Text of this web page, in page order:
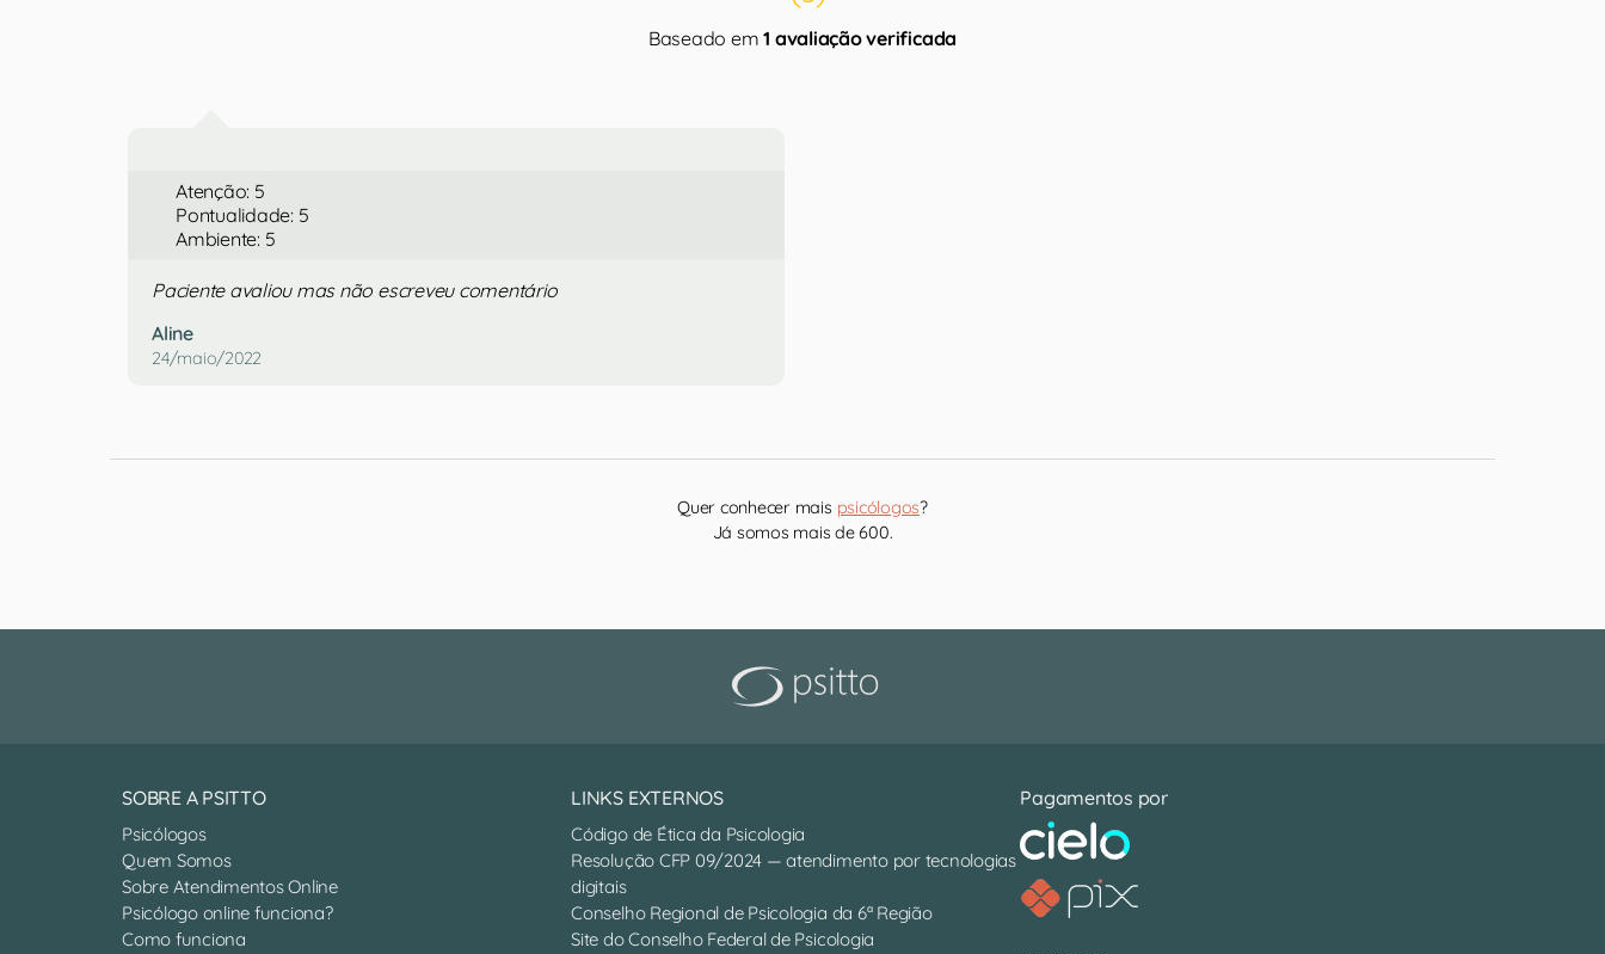
Baseado em1 avaliação verificada
Atenção: 5
Pontualidade: 5
Ambiente: 5
Paciente avaliou mas não escreveu comentário
Aline
24/maio/2022
Quer conhecer mais psicólogos?
Já somos mais de 600.
SOBRE A PSITTO
Psicólogos
Quem Somos
Sobre Atendimentos Online
Psicólogo online funciona?
Como funciona
LINKS EXTERNOS
Código de Ética da Psicologia
Resolução CFP 09/2024 — atendimento por tecnologias
digitais
Conselho Regional de Psicologia da 6ª Região
Site do Conselho Federal de Psicologia
Pagamentos por